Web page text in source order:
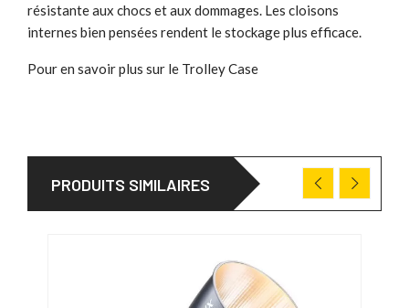
résistante aux chocs et aux dommages. Les cloisons
internes bien pensées rendent le stockage plus efficace.
Pour en savoir plus sur le Trolley Case
PRODUITS SIMILAIRES